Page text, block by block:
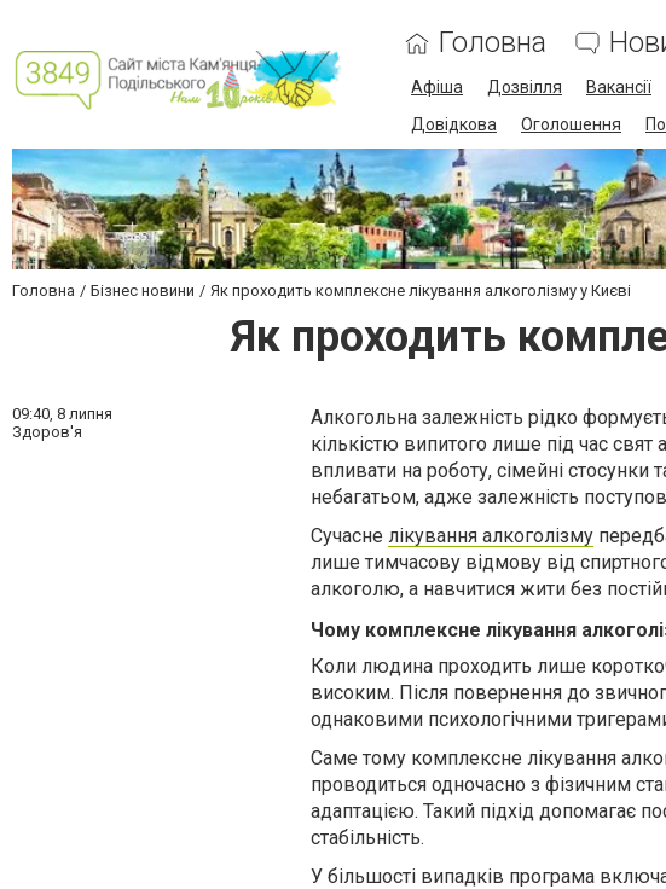
Головна
Афіша Дозвілля Вакансії
Довідкова
Оголошення
Головна Бізнес новини Як проходить комплексне лікування алкоголізму у Києві
Як проходить
09:40, 8 липня
Здоров'я
Алкогольна залежність рідко
кількістю випитого лише під час
впливати на роботу, сімейні стосунки
небагатьом, адже залежність
Сучасне лікування алкоголізму
лише тимчасову відмову від
алкоголю, а навчитися жити без
Чому комплексне лікування
Коли людина проходить лише
високим. Після повернення до
однаковими психологічними
Саме тому комплексне лікування
проводиться одночасно з фізичним
адаптацією. Такий підхід допомагає
стабільність.
У більшості випадків програма